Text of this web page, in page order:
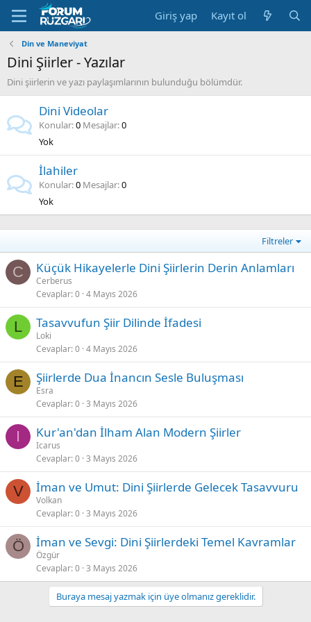
Giriş yap Kayıt ol
Din ve Maneviyat
Dini Şiirler - Yazılar
Dini şiirlerin ve yazı paylaşımlarının bulunduğu bölümdür.
Dini Videolar
Konular 0 Mesajlar 0
Yok
İlahiler
Konular 0 Mesajlar 0
Yok
Filtreler
C Küçük Hikayelerle Dini Şiirlerin Derin Anlamları
Cerberus
Cevaplar 0 4 Mayıs 2026
L Tasavvufun Şiir Dilinde İfadesi
Loki
Cevaplar 0 4 Mayıs 2026
E Şiirlerde Dua İnancın Sesle Buluşması
Esra
Cevaplar 0 3 Mayıs 2026
I Kur'an'dan İlham Alan Modern Şiirler
Icarus
Cevaplar 0 3 Mayıs 2026
V İman ve Umut: Dini Şiirlerde Gelecek Tasavvuru
Volkan
Cevaplar 0 3 Mayıs 2026
Ö İman ve Sevgi: Dini Şiirlerdeki Temel Kavramlar
Özgür
Cevaplar 0 3 Mayıs 2026
Buraya mesaj yazmak için üye olmanız gereklidir.